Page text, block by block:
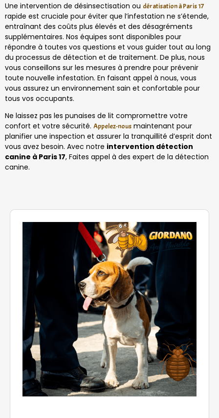
Une intervention de désinsectisation ou dératisation à Paris 17
rapide est cruciale pour éviter que l’infestation ne s’étende,
entraînant des coûts plus élevés et des désagréments
supplémentaires. Nos équipes sont disponibles pour
répondre à toutes vos questions et vous guider tout au long
du processus de détection et de traitement. De plus, nous
vous conseillons sur les mesures à prendre pour prévenir
toute nouvelle infestation. En faisant appel à nous, vous
vous assurez un environnement sain et confortable pour
tous vos occupants.
Ne laissez pas les punaises de lit compromettre votre
confort et votre sécurité. Appelez-nous maintenant pour
planifier une inspection et assurer la tranquillité d’esprit dont
vous avez besoin. Avec notre intervention détection
canine à Paris 17, Faites appel à des expert de la détection
canine.